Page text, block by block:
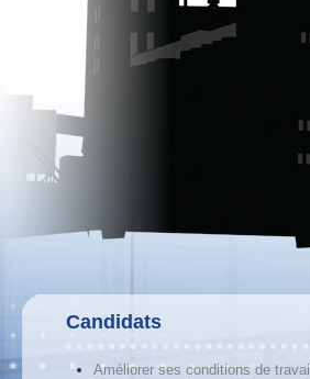
Candidats
Améliorer ses conditions de travail